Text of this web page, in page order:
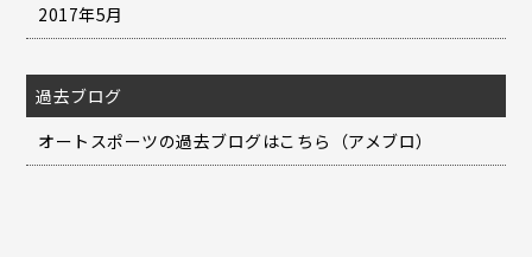
2017年5月
過去ブログ
オートスポーツの過去ブログはこちら（アメブロ）